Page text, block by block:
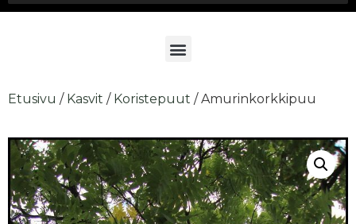
Etusivu / Kasvit / Koristepuut / Amurinkorkkipuu